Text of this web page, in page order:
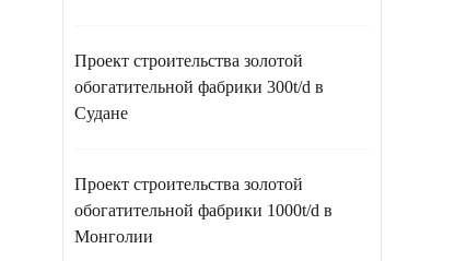
Проект строительства золотой
обогатительной фабрики 300t/d в
Судане
Проект строительства золотой
обогатительной фабрики 1000t/d в
Монголии